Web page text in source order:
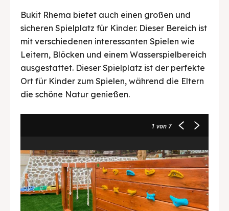
Bukit Rhema bietet auch einen großen und
sicheren Spielplatz für Kinder. Dieser Bereich ist
mit verschiedenen interessanten Spielen wie
Leitern, Blöcken und einem Wasserspielbereich
ausgestattet. Dieser Spielplatz ist der perfekte
Ort für Kinder zum Spielen, während die Eltern
die schöne Natur genießen.
1 von 7